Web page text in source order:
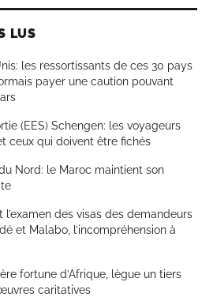
LUS
les ressortissants de ces 30 pays
payer une caution pouvant
(EES) Schengen: les voyageurs
ceux qui doivent être fichés
Nord: le Maroc maintient son
l’examen des visas des demandeurs
et Malabo, l’incompréhension à
fortune d’Afrique, lègue un tiers
caritatives